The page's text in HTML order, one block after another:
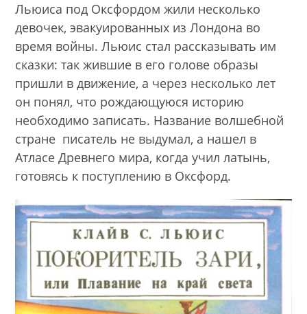
Льюиса под Оксфордом жили несколько
девочек, эвакуированных из Лондона во
время войны. Льюис стал рассказывать им
сказки: так жившие в его голове образы
пришли в движение, а через несколько лет
он понял, что рождающуюся историю
необходимо записать. Название волшебной
стране писатель не выдумал, а нашел в
Атласе Древнего мира, когда учил латынь,
готовясь к поступлению в Оксфорд.